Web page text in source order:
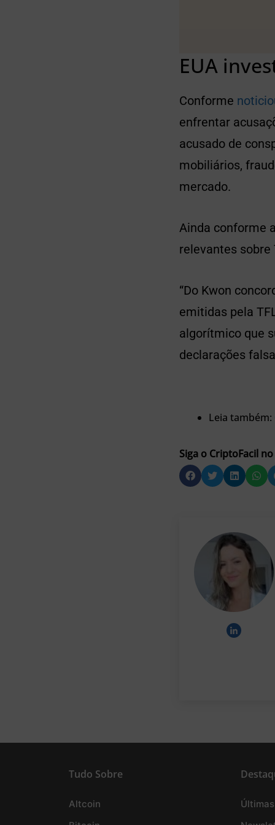
EUA
Conforme
enfrentar
acusado de
mobiliários,
mercado.
Ainda conforme
relevantes sobre
“Do Kwon
emitidas pela
algorítmico que
declarações
Leia também:
Siga o CriptoFacil no
Tudo Sobre
Altcoin